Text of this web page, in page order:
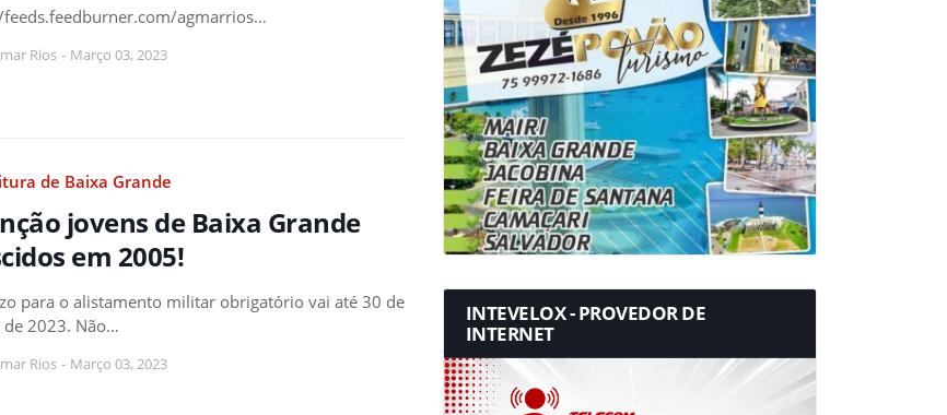
agmarrios…
Rios - Março 03, 2023
de Baixa Grande
jovens de Baixa Grande
em 2005!
para o alistamento militar obrigatório vai até 30 de
de 2023. Não…
Rios - Março 03, 2023
INTEVELOX - PROVEDOR DE
INTERNET